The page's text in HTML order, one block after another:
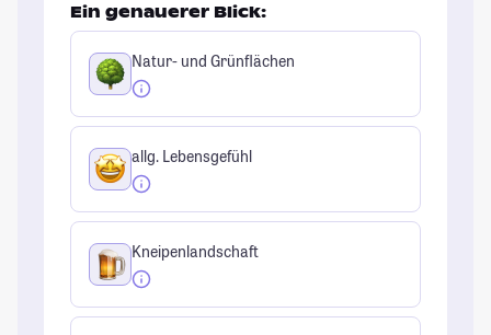
Ein genauerer Blick:
Natur- und Grünflächen
allg. Lebensgefühl
Kneipenlandschaft